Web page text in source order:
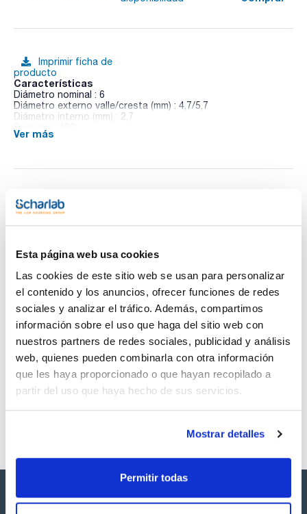
Esta página web usa cookies
Las cookies de este sitio web se usan para personalizar
el contenido y los anuncios, ofrecer funciones de redes
sociales y analizar el tráfico. Además, compartimos
información sobre el uso que haga del sitio web con
nuestros partners de redes sociales, publicidad y análisis
web, quienes pueden combinarla con otra información
que les haya proporcionado o que hayan recopilado a
partir del uso que haya hecho de sus servicios.
Mostrar detalles
Permitir todas
Imprimir ficha de
producto
Características
Diámetro nominal : 6
Diámetro externo valle/cresta (mm) : 4,7/5,7
Diámetro interno (mm) : 2,7
STUFF CONFORMITIES EC REG 10/2011 y FDA. Las
tipo de unión. Producto idóneo al contacto con alimentos.
Compatibilidad con CE/IVD.
Ver más
Documentación técnica
TDS / Ficha técnica
Regístrate para
descargas
COA
SDS/ Hoja de seguridad
Regístrate para
descargas
Los productos marcados con esta imagen son
productos marca Scharlau habitualmente en stock,